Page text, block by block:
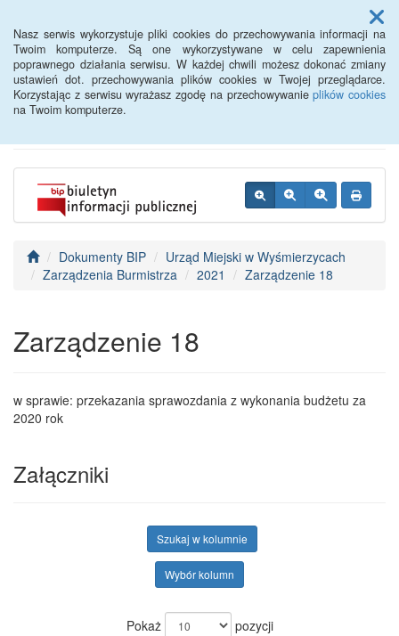
Nasz serwis wykorzystuje pliki cookies do przechowywania informacji na
Twoim komputerze. Są one wykorzystywane w celu zapewnienia
poprawnego działania serwisu. W każdej chwili możesz dokonać zmiany
ustawień dot. przechowywania plików cookies w Twojej przeglądarce.
Korzystając z serwisu wyrażasz zgodę na przechowywanieplików cookies
na Twoim komputerze.
Menu
BIP - Urząd Miejski
Wyśmierzyce
Dokumenty BIP
Urząd Miejski w Wyśmierzycach
Zarządzenia Burmistrza
2021 Zarządzenie 18
Zarządzenie 18
w sprawie: przekazania sprawozdania z wykonania budżetu za
2020 rok
Załączniki
Szukaj w kolumnie
Wybór kolumn
Pokaż
pozycji